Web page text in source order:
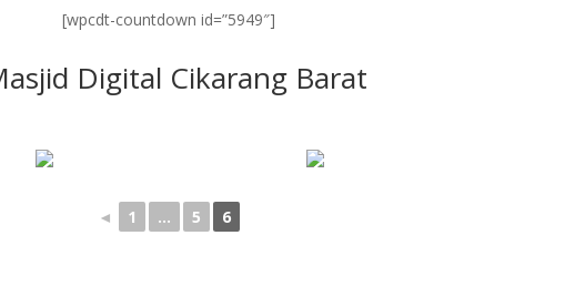
[wpcdt-countdown id=”5949″]
Digital Cikarang Barat
◄ 1 ... 5 6